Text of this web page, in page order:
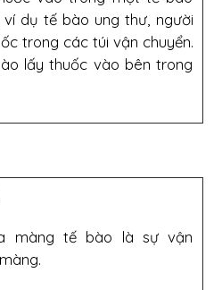
dụ tế bào ung thư, người
trong các túi vận chuyển.
lấy thuốc vào bên trong
màng tế bào là sự vận